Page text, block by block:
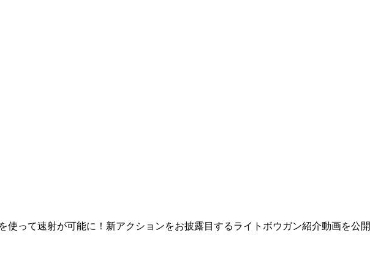
使って速射が可能に！新アクションをお披露目するライトボウガン紹介動画を公開